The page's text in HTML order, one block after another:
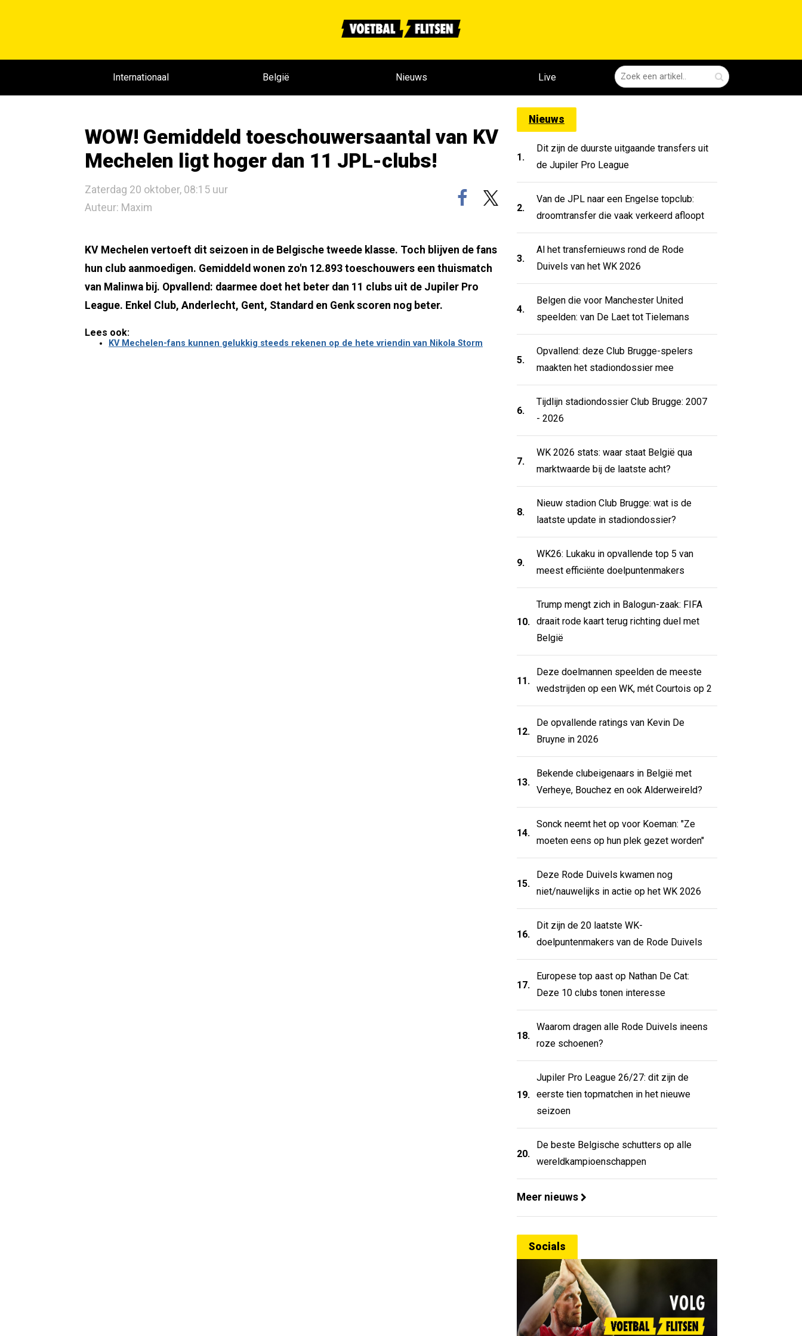
Internationaal België Nieuws Live
WOW! Gemiddeld toeschouwersaantal van KV
Mechelen ligt hoger dan 11 JPL-clubs!
Zaterdag 20 oktober, 08:15 uur
Auteur: Maxim
KV Mechelen vertoeft dit seizoen in de Belgische tweede klasse. Toch blijven de fans
hun club aanmoedigen. Gemiddeld wonen zo'n 12.893 toeschouwers een thuismatch
van Malinwa bij. Opvallend: daarmee doet het beter dan 11 clubs uit de Jupiler Pro
League. Enkel Club, Anderlecht, Gent, Standard en Genk scoren nog beter.
Lees ook:
KV Mechelen-fans kunnen gelukkig steeds rekenen op de hete vriendin van Nikola Storm
Nieuws
1.
Dit zijn de duurste uitgaande transfers uit
de Jupiler Pro League
2.
Van de JPL naar een Engelse topclub:
droomtransfer die vaak verkeerd afloopt
3.
Al het transfernieuws rond de Rode
Duivels van het WK 2026
4.
Belgen die voor Manchester United
speelden: van De Laet tot Tielemans
5.
Opvallend: deze Club Brugge-spelers
maakten het stadiondossier mee
6.
Tijdlijn stadiondossier Club Brugge: 2007
- 2026
7.
WK 2026 stats: waar staat België qua
marktwaarde bij de laatste acht?
8.
Nieuw stadion Club Brugge: wat is de
laatste update in stadiondossier?
9.
WK26: Lukaku in opvallende top 5 van
meest efficiënte doelpuntenmakers
10.
Trump mengt zich in Balogun-zaak: FIFA
draait rode kaart terug richting duel met
België
11.
Deze doelmannen speelden de meeste
wedstrijden op een WK, mét Courtois op 2
12.
De opvallende ratings van Kevin De
Bruyne in 2026
13.
Bekende clubeigenaars in België met
Verheye, Bouchez en ook Alderweireld?
14.
Sonck neemt het op voor Koeman: "Ze
moeten eens op hun plek gezet worden"
15.
Deze Rode Duivels kwamen nog
niet/nauwelijks in actie op het WK 2026
16.
Dit zijn de 20 laatste WK-
doelpuntenmakers van de Rode Duivels
17.
Europese top aast op Nathan De Cat:
Deze 10 clubs tonen interesse
18.
Waarom dragen alle Rode Duivels ineens
roze schoenen?
19.
Jupiler Pro League 26/27: dit zijn de
eerste tien topmatchen in het nieuwe
seizoen
20.
De beste Belgische schutters op alle
wereldkampioenschappen
Meer nieuws
Socials